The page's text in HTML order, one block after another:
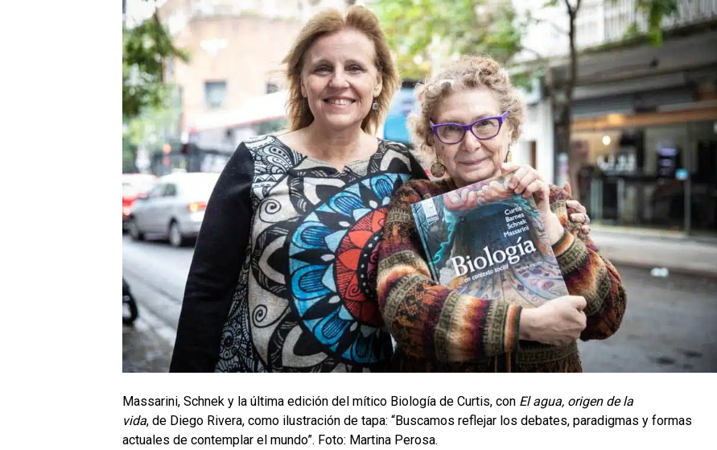
Massarini, Schnek y la última edición del mítico Biología de Curtis, con El agua, origen de la
vida, de Diego Rivera, como ilustración de tapa: “Buscamos reflejar los debates, paradigmas y formas
actuales de contemplar el mundo”. Foto: Martina Perosa.